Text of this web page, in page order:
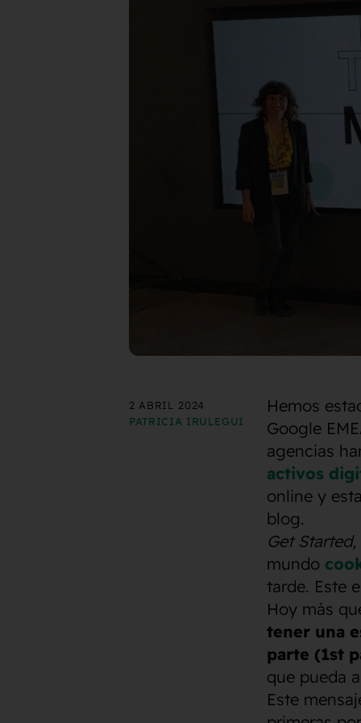
2 ABRIL 2024
PATRICIA IRULEGUI
Hemos
Google
agencias
activos
online y
blog.
Get
mundo
tarde. Este
Hoy más
tener una
parte (1st
que pueda
Este